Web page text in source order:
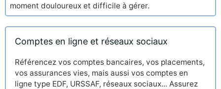
moment douloureux et difficile à gérer.
Comptes en ligne et réseaux sociaux
Référencez vos comptes bancaires, vos placements,
vos assurances vies, mais aussi vos comptes en
ligne type EDF, URSSAF, réseaux sociaux... Assurez